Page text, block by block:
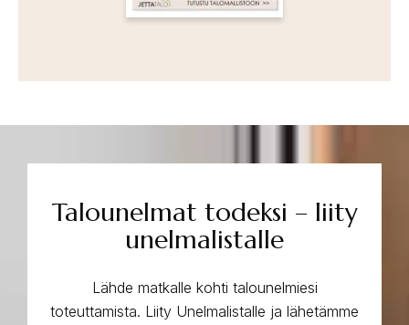
Talounelmat todeksi – liity
unelmalistalle
Lähde matkalle kohti talounelmiesi
toteuttamista. Liity Unelmalistalle ja lähetämme